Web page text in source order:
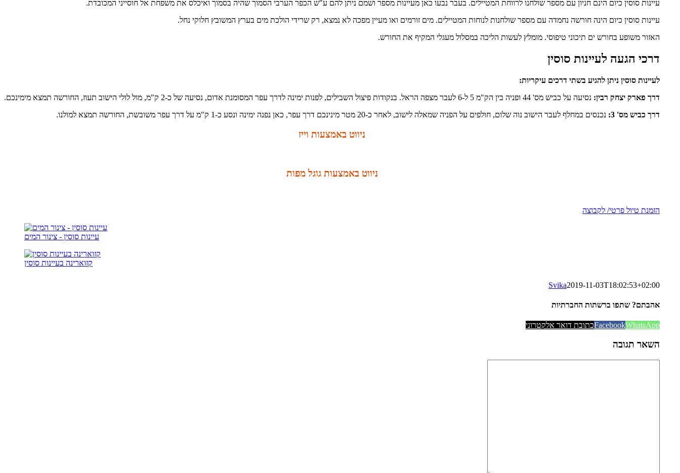
עיינות סוסין כיום הינם חניון עם מספר שולחנו לרווחת המטיילים. בעבר נבעו כאן מעיינות מספר ושמם ניתן להם ע"ש הכפר הערבי הסמוך שהיה בסמוך ואיכלס את משפחת אל חוסייני המכובדת.
עיינות סוסין כיום הינה חורשה נחמדה עם מספר שולחנות לנוחות המטיילים. מים זורמים ואו מעיין מפכה לא נמצא, רק שרידי הולכת מים בערץ המשובץ חלוקי נחל.
האזור משופע בחורש ים תיכוני טיפוסי. מומלץ לעשות הליכה במסלול מעגלי המקיף את החורש.
דרכי הגעה לעיינות סוסין
לעיינות סוסין ניתן להגיע בשתי דרכים עיקריות:
דרך פארק יצחק רבין: נסיעה על כביש מס' 44 ופניה בין הק"מ 5 ל-6 לעבר מצפה הראל. בנקודות פיצול השבילים, לפנות ימינה לדרך עפר המסומנת אדום, נסיעה של כ-2 ק"מ, מול לולי הישוב תעוז, החורשה תמצא מימינכם.
דרך כביש מס' 3:
נכנסים במחלף לעבר הישוב נוה שלום, חולפים על הפניה שמאלה לישוב, לאחר כ-20 מטר מינינכם דרך עפר, כאן נפנה ימינה ונסע כ-1 ק"מ על דרך עפר משובשת, החורשה תמצא למולנו.
ניווט באמצעות וייז
ניווט באמצעות גוגל מפות
הזמנת טיול פרטי/ לקבוצה
עיינות סוסין - צינור המים
קזוארינה בעיינות סוסין
Svika2019-11-03T18:02:53+02:00
אהבתם? שתפו ברשתות החברתיות
FacebookWhatsApp כתובת דואר אלקטרוני
השאר תגובה